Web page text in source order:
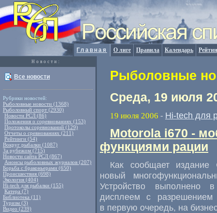
Главная О лиге Правила Календарь
Новости:
Все новости
Рубрики новостей:
Рыболовные новости (1368)
Рыболовный спорт (2930)
Новости РСЛ (86)
Положения о соревнованиях (153)
Протоколы соревнований (129)
Отчеты о сревнованиях (211)
Рейтинги (54)
Вокруг рыбалки (1087)
За рубежом (715)
Новости сайта РСЛ (867)
Анонсы рыболовных журналов (207)
Борьба с браконьерами (650)
Происшествия (698)
Экология (404)
Hi-tech для рыбалки (155)
Катера (7)
Библиотека (11)
Туризм (3)
Видео (239)
Рыболовные
Среда, 19 июля
19 июля 2006 - Hi-tech для
Motorola i670 -
функциями рации
Как сообщает издание
новый
Устройство выполнено
дисплеем с
в первую очередь, на